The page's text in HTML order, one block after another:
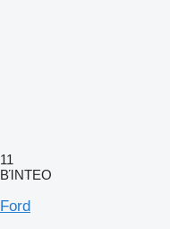
11
ΒΊΝΤΕΟ
Ford